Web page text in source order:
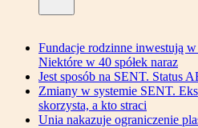
Fundacje rodzinne inwestują
Niektóre w 40 spółek naraz
Jest sposób na SENT. Status
Zmiany w systemie SENT.
skorzysta, a kto straci
Unia nakazuje ograniczenie